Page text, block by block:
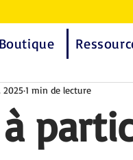
Boutique
20251 min de lecture